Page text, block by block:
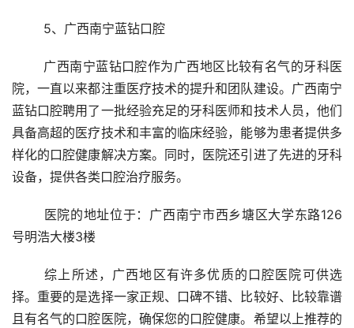
	5、广西南宁蓝钻口腔
院，一直以来都注重医疗技术的提升和团队建设。广西南宁
蓝钻口腔聘用了一批经验充足的牙科医师和技术人员，他们
具备高超的医疗技术和丰富的临床经验，能够为患者提供多
样化的口腔健康解决方案。同时，医院还引进了先进的牙科
设备，提供各类口腔治疗服务。
号明浩大楼3楼
	综上所述，广西地区有许多优质的口腔医院可供选
择。重要的是选择一家正规、口碑不错、比较好、比较靠谱
且有名气的口腔医院，确保您的口腔健康。希望以上推荐的